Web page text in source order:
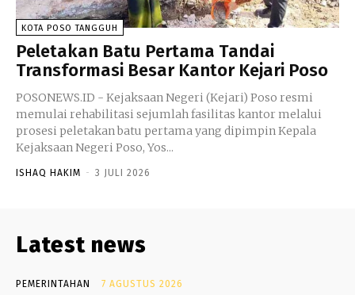
KOTA POSO TANGGUH
Peletakan Batu Pertama Tandai
Transformasi Besar Kantor Kejari Poso
POSONEWS.ID - Kejaksaan Negeri (Kejari) Poso resmi
memulai rehabilitasi sejumlah fasilitas kantor melalui
prosesi peletakan batu pertama yang dipimpin Kepala
Kejaksaan Negeri Poso, Yos...
ISHAQ HAKIM - 3 JULI 2026
Latest news
PEMERINTAHAN 7 AGUSTUS 2026